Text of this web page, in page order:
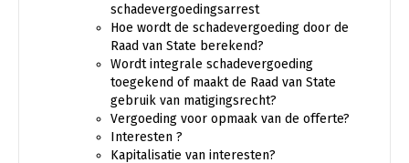
schadevergoedingsarrest
Hoe wordt de schadevergoeding door de
Raad van State berekend?
Wordt integrale schadevergoeding
toegekend of maakt de Raad van State
gebruik van matigingsrecht?
Vergoeding voor opmaak van de offerte?
Interesten ?
Kapitalisatie van interesten?